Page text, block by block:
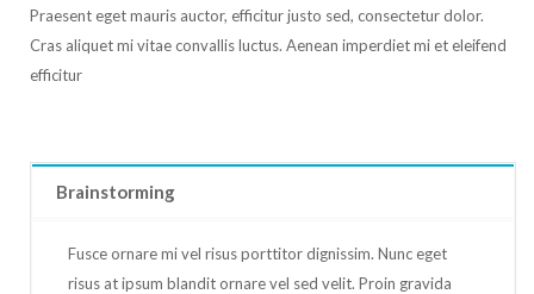
Praesent eget mauris auctor, efficitur justo sed, consectetur dolor.
Cras aliquet mi vitae convallis luctus. Aenean imperdiet mi et eleifend
efficitur
Brainstorming
Fusce ornare mi vel risus porttitor dignissim. Nunc eget
risus at ipsum blandit ornare vel sed velit. Proin gravida